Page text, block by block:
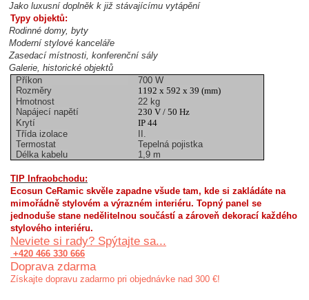
Jako luxusní doplněk k již stávajícímu vytápění
Typy objektů:
Rodinné domy, byty
Moderní stylové kanceláře
Zasedací místnosti, konferenční sály
Galerie, historické objektů
Příkon
700 W
Rozměry
1192 x 592 x 39 (mm)
Hmotnost
22 kg
Napájecí napětí
230 V / 50 Hz
Krytí
IP 44
Třída izolace
II.
Termostat
Tepelná pojistka
Délka kabelu
1,9 m
TIP Infraobchodu:
Ecosun CeRamic skvěle zapadne všude tam, kde si zakládáte na
mimořádně stylovém a výrazném interiéru. Topný panel se
jednoduše stane nedělitelnou součástí a zároveň dekorací každého
stylového interiéru.
Neviete si rady? Spýtajte sa...
+420 466 330 666
Doprava zdarma
Získajte dopravu zadarmo pri objednávke nad 300 €!